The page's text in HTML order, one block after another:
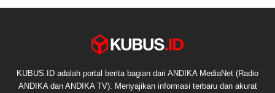
KUBUS.ID adalah portal berita bagian dari ANDIKA MediaNet (Radio
ANDIKA dan ANDIKA TV). Menyajikan informasi terbaru dan akurat